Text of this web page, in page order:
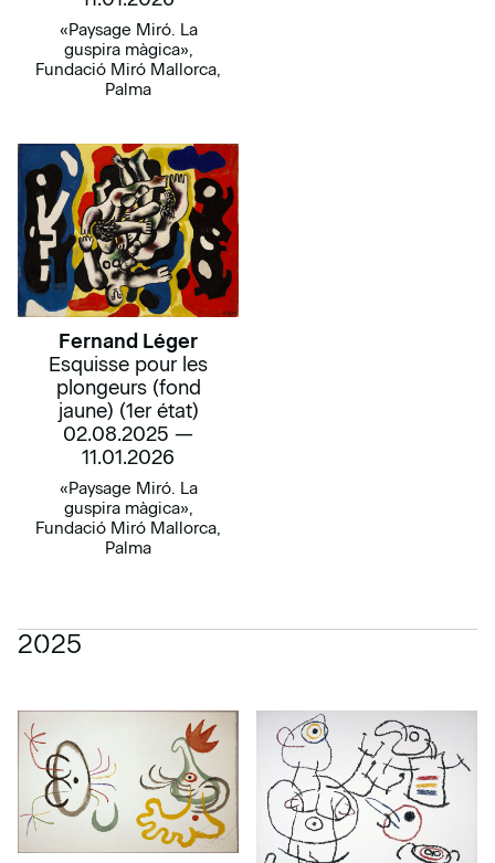
«Paysage Miró. La
guspira màgica»,
Fundació Miró Mallorca,
Palma
Fernand Léger
Esquisse pour les
plongeurs (fond
jaune) (1er état)
02.08.2025 —
11.01.2026
«Paysage Miró. La
guspira màgica»,
Fundació Miró Mallorca,
Palma
2025